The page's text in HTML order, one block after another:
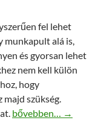
fel lehet
munkapult alá is,
és gyorsan lehet
nem kell külön
hogy
szükség.
Infrapanel árak –
bővebben… →